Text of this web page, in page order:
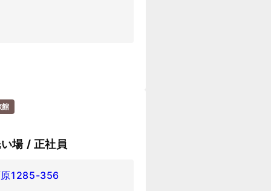
館
場 / 正社員
原1285-356